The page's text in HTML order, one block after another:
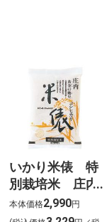
いかり米俵 特
別栽培米 庄内
コシヒカリ 2kg
本体価格2,990円